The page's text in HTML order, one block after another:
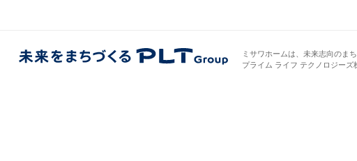
ミサワホームは、未来志向のま
プライム ライフ テクノロジーズ